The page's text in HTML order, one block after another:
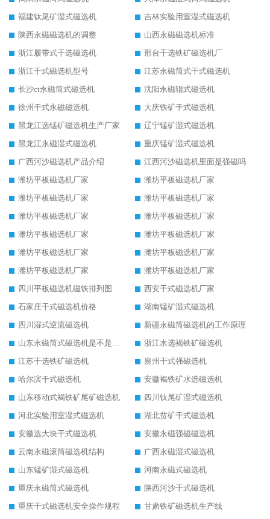
福建钛尾矿湿式磁选机
吉林实验用室湿式磁选机
陕西永磁磁选机的调整
山西永磁磁选机标准
浙江履带式干选磁选机
邢台干选铁矿磁选机厂
浙江干式磁选机型号
江苏永磁筒式干式磁选机
长沙ct永磁筒式磁选机
沈阳永磁辊式磁选机
徐州干式永磁磁选机
大庆铁矿干式磁选机
黑龙江选锰矿磁选机生产厂家
辽宁锰矿湿式磁选机
黑龙江永磁湿式磁选机
重庆锰矿湿式磁选机
广西河沙磁选机产品介绍
江西河沙磁选机里面是强磁吗
潍坊平板磁选机厂家
潍坊平板磁选机厂家
潍坊平板磁选机厂家
潍坊平板磁选机厂家
潍坊平板磁选机厂家
潍坊平板磁选机厂家
潍坊平板磁选机厂家
潍坊平板磁选机厂家
潍坊平板磁选机厂家
潍坊平板磁选机厂家
潍坊平板磁选机厂家
潍坊平板磁选机厂家
四川平板磁选机磁铁排列图
西安干式磁选机厂家
石家庄干式磁选机价格
湖南锰矿湿式磁选机
四川湿式逆流磁选机
新疆永磁筒磁选机的工作原理
山东永磁筒式磁选机是不是强磁
浙江水选褐铁矿磁选机
江苏干选铁矿磁选机
泉州干式强磁选机
哈尔滨干式磁选机
安徽褐铁矿水选磁选机
山东移动式褐铁矿尾矿磁选机
四川钛尾矿湿式磁选机
河北实验用室湿式磁选机
湖北贫矿干式磁选机
安徽选大块干式磁选机
安徽永磁强磁磁选机
云南永磁滚筒磁选机结构
广西永磁湿式磁选机
山东锰矿湿式磁选机
河南永磁式磁选机
重庆永磁筒式磁选机
陕西河沙干式磁选机
重庆干式磁选机安全操作规程
甘肃铁矿磁选机生产线